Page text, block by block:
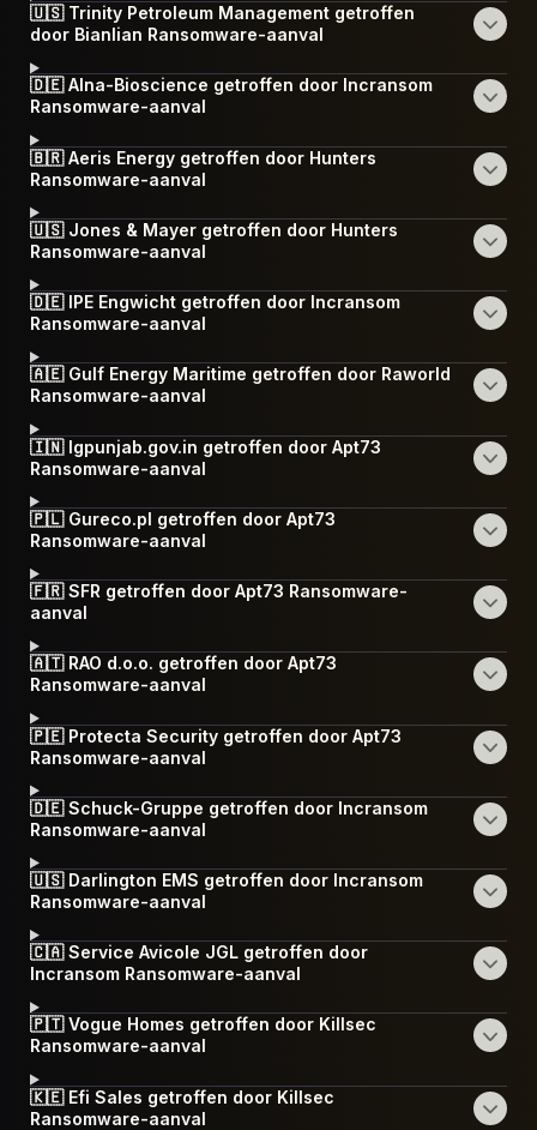
🇺🇸 Trinity Petroleum Management getroffen
door Bianlian Ransomware-aanval
🇩🇪 Alna-Bioscience getroffen door Incransom
Ransomware-aanval
🇧🇷 Aeris Energy getroffen door Hunters
Ransomware-aanval
🇺🇸 Jones & Mayer getroffen door Hunters
Ransomware-aanval
🇩🇪 IPE Engwicht getroffen door Incransom
Ransomware-aanval
🇦🇪 Gulf Energy Maritime getroffen door Raworld
Ransomware-aanval
🇮🇳 lgpunjab.gov.in getroffen door Apt73
Ransomware-aanval
🇵🇱 Gureco.pl getroffen door Apt73
Ransomware-aanval
🇫🇷 SFR getroffen door Apt73 Ransomware-
aanval
🇦🇹 RAO d.o.o. getroffen door Apt73
Ransomware-aanval
🇵🇪 Protecta Security getroffen door Apt73
Ransomware-aanval
🇩🇪 Schuck-Gruppe getroffen door Incransom
Ransomware-aanval
🇺🇸 Darlington EMS getroffen door Incransom
Ransomware-aanval
🇨🇦 Service Avicole JGL getroffen door
Incransom Ransomware-aanval
🇵🇹 Vogue Homes getroffen door Killsec
Ransomware-aanval
🇰🇪 Efi Sales getroffen door Killsec
Ransomware-aanval